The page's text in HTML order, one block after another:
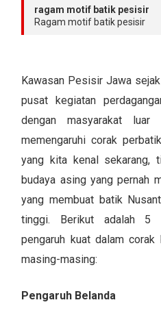
ragam motif batik pesisir
Ragam motif batik pesisir
Kawasan Pesisir Jawa
pusat kegiatan
dengan masyarakat
memengaruhi corak
yang kita kenal sekarang,
budaya asing yang pernah
yang membuat batik
tinggi. Berikut adalah 5
pengaruh kuat dalam corak
masing-masing:
Pengaruh Belanda